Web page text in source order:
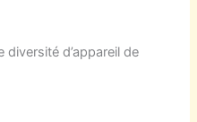
diversité d’appareil de